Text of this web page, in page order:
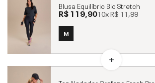
Blusa Equilíbrio Bio Stretch
R$ 119,9010xR$ 11,99
M